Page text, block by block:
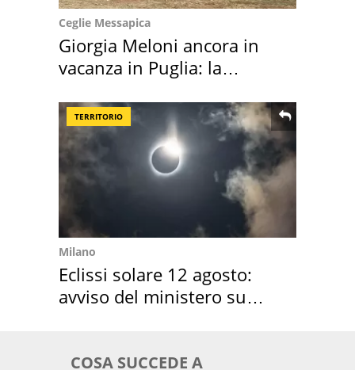
Ceglie Messapica
Giorgia Meloni ancora in
vacanza in Puglia: la
TERRITORIO
Milano
Eclissi solare 12 agosto:
avviso del ministero su